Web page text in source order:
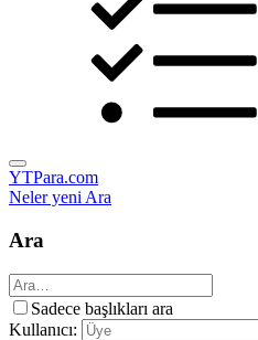
YTPara.com
Neler yeniAra
Ara
Sadece başlıkları ara
Kullanıcı: